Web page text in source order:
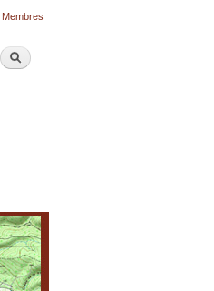
Recherche
Membres